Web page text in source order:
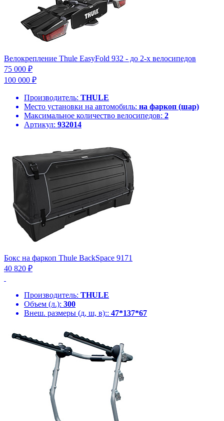
Велокрепление Thule EasyFold 932 - до 2-х велосипедов
75 000 ₽
100 000 ₽
Производитель: THULE
Место установки на автомобиль: на фаркоп (шар)
Максимальное количество велосипедов: 2
Артикул: 932014
Бокс на фаркоп Thule BackSpace 9171
40 820 ₽
Производитель: THULE
Объем (л.): 300
Внеш. размеры (д, ш, в):: 47*137*67